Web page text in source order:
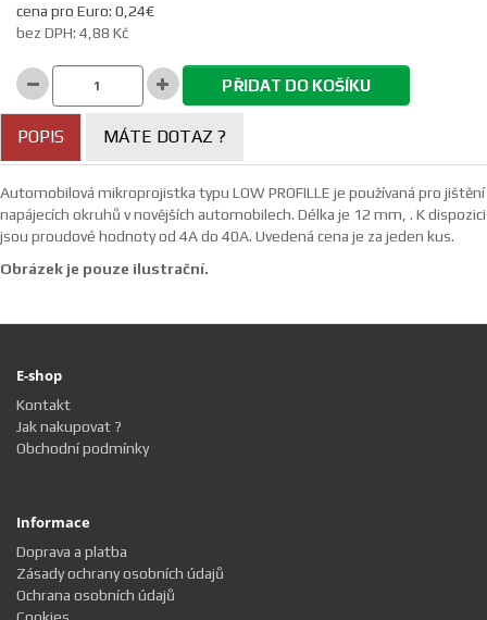
cena pro Euro: 0,24€
bez DPH: 4,88 Kč
PŘIDAT DO KOŠÍKU
POPIS MÁTE DOTAZ ?
Automobilová mikroprojistka typu LOW PROFILLE je používaná pro jištění
napájecích okruhů v novějších automobilech. Délka je 12 mm, . K dispozici
jsou proudové hodnoty od 4A do 40A. Uvedená cena je za jeden kus.
Obrázek je pouze ilustrační.
E-shop
Kontakt
Jak nakupovat ?
Obchodní podmínky
Informace
Doprava a platba
Zásady ochrany osobních údajů
Ochrana osobních údajů